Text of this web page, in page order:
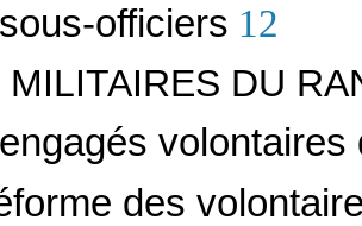
officiers 12
MILITAIRES DU
des